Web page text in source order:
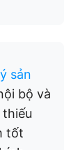
sản
bộ và
tốt